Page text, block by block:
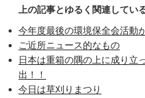
上の記事とゆるく関連してい
今年度最後の環境保全会活動
ご近所ニュース的なもの
日本は重箱の隅の上に成り立
出！！
今日は草刈りまつり